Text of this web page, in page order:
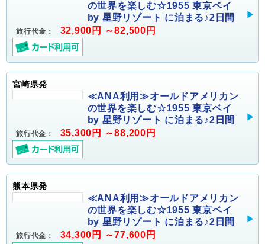
の世界を楽しむ☆1955 東京ベイ
by 星野リゾート に泊まる♪2日間
旅行代金： 32,900円 ～82,500円
宮崎県発
≪ANA利用≫オールドアメリカン
の世界を楽しむ☆1955 東京ベイ
by 星野リゾート に泊まる♪2日間
旅行代金： 35,300円 ～88,200円
熊本県発
≪ANA利用≫オールドアメリカン
の世界を楽しむ☆1955 東京ベイ
by 星野リゾート に泊まる♪2日間
旅行代金： 34,300円 ～77,600円